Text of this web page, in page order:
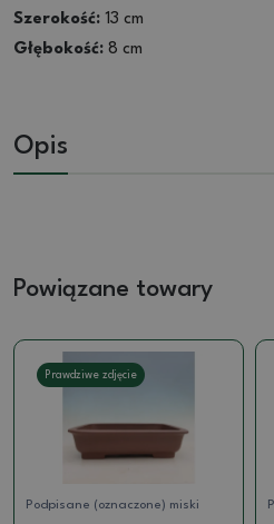
Szerokość: 13 cm
Głębokość: 8 cm
Opis
Powiązane towary
Prawdziwe zdjęcie
Podpisane (oznaczone) miski